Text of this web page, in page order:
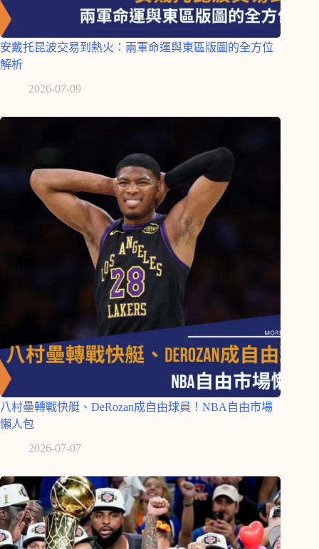
安戴托昆波交易到熱火：兩軍命運與東區版圖的全方位
解析
2026-07-09
八村壘轉戰快艇、DeRozan成自由球員！NBA自由市場
懶人包
2026-07-07